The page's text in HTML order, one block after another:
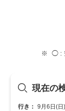
◯ :
現在の
行き： 9月6日(